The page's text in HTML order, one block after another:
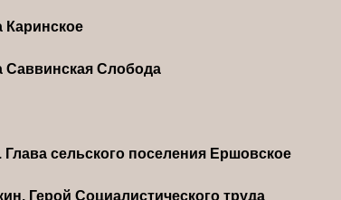
Каринское
Саввинская Слобода
Глава сельского поселения Ершовское
Герой Социалистического труда